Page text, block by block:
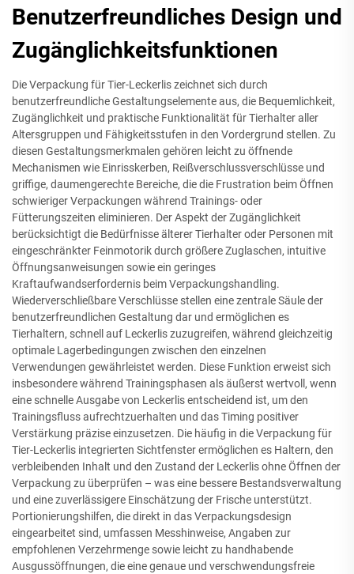
Benutzerfreundliches Design und
Zugänglichkeitsfunktionen
Die Verpackung für Tier-Leckerlis zeichnet sich durch
benutzerfreundliche Gestaltungselemente aus, die Bequemlichkeit,
Zugänglichkeit und praktische Funktionalität für Tierhalter aller
Altersgruppen und Fähigkeitsstufen in den Vordergrund stellen. Zu
diesen Gestaltungsmerkmalen gehören leicht zu öffnende
Mechanismen wie Einrisskerben, Reißverschlussverschlüsse und
griffige, daumengerechte Bereiche, die die Frustration beim Öffnen
schwieriger Verpackungen während Trainings- oder
Fütterungszeiten eliminieren. Der Aspekt der Zugänglichkeit
berücksichtigt die Bedürfnisse älterer Tierhalter oder Personen mit
eingeschränkter Feinmotorik durch größere Zuglaschen, intuitive
Öffnungsanweisungen sowie ein geringes
Kraftaufwandserfordernis beim Verpackungshandling.
Wiederverschließbare Verschlüsse stellen eine zentrale Säule der
benutzerfreundlichen Gestaltung dar und ermöglichen es
Tierhaltern, schnell auf Leckerlis zuzugreifen, während gleichzeitig
optimale Lagerbedingungen zwischen den einzelnen
Verwendungen gewährleistet werden. Diese Funktion erweist sich
insbesondere während Trainingsphasen als äußerst wertvoll, wenn
eine schnelle Ausgabe von Leckerlis entscheidend ist, um den
Trainingsfluss aufrechtzuerhalten und das Timing positiver
Verstärkung präzise einzusetzen. Die häufig in die Verpackung für
Tier-Leckerlis integrierten Sichtfenster ermöglichen es Haltern, den
verbleibenden Inhalt und den Zustand der Leckerlis ohne Öffnen der
Verpackung zu überprüfen – was eine bessere Bestandsverwaltung
und eine zuverlässigere Einschätzung der Frische unterstützt.
Portionierungshilfen, die direkt in das Verpackungsdesign
eingearbeitet sind, umfassen Messhinweise, Angaben zur
empfohlenen Verzehrmenge sowie leicht zu handhabende
Ausgussöffnungen, die eine genaue und verschwendungsfreie